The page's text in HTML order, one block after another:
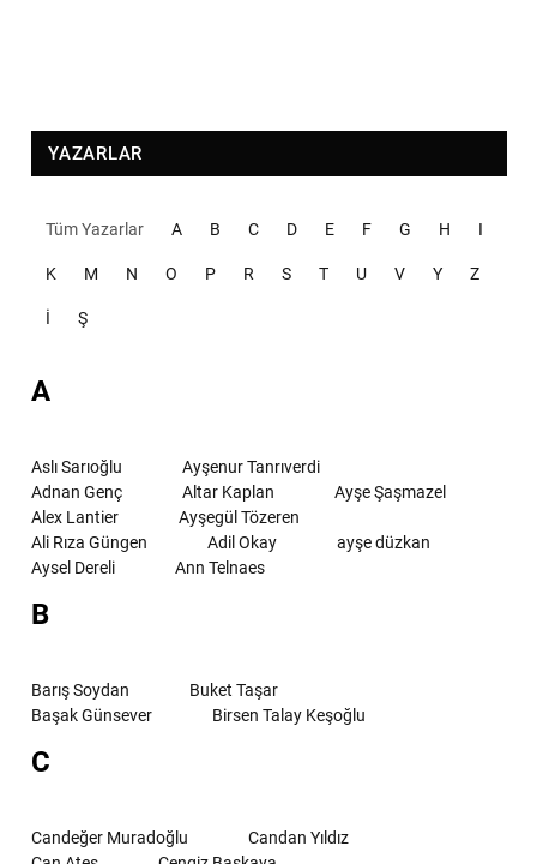
YAZARLAR
Tüm Yazarlar A B C D E F G H I
K M N O P R S T U V Y Z
İ Ş
A
Aslı Sarıoğlu
Ayşenur Tanrıverdi
Adnan Genç
Altar Kaplan
Ayşe Şaşmazel
Alex Lantier
Ayşegül Tözeren
Ali Rıza Güngen
Adil Okay
ayşe düzkan
Aysel Dereli
Ann Telnaes
B
Barış Soydan
Buket Taşar
Başak Günsever
Birsen Talay Keşoğlu
C
Candeğer Muradoğlu
Candan Yıldız